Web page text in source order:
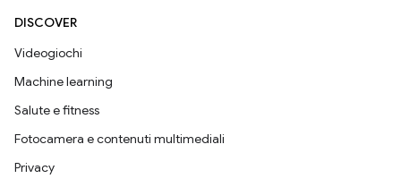
DISCOVER
Videogiochi
Machine learning
Salute e fitness
Fotocamera e contenuti multimediali
Privacy